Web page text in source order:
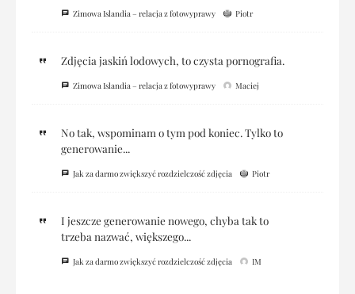
Zimowa Islandia – relacja z fotowyprawy Piotr
Zdjęcia jaskiń lodowych, to czysta pornografia.
Zimowa Islandia – relacja z fotowyprawy Maciej
No tak, wspominam o tym pod koniec. Tylko to
generowanie...
Jak za darmo zwiększyć rozdzielczość zdjęcia Piotr
I jeszcze generowanie nowego, chyba tak to
trzeba nazwać, większego...
Jak za darmo zwiększyć rozdzielczość zdjęcia IM